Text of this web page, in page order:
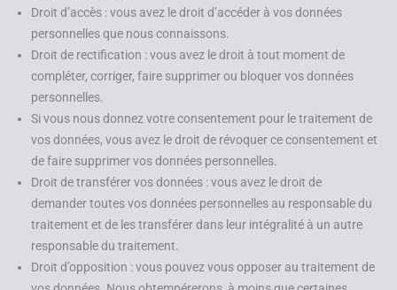
Droit d’accès : vous avez le droit d’accéder à vos données
personnelles que nous connaissons.
Droit de rectification : vous avez le droit à tout moment de
compléter, corriger, faire supprimer ou bloquer vos données
personnelles.
Si vous nous donnez votre consentement pour le traitement de
vos données, vous avez le droit de révoquer ce consentement et
de faire supprimer vos données personnelles.
Droit de transférer vos données : vous avez le droit de
demander toutes vos données personnelles au responsable du
traitement et de les transférer dans leur intégralité à un autre
responsable du traitement.
Droit d’opposition : vous pouvez vous opposer au traitement de